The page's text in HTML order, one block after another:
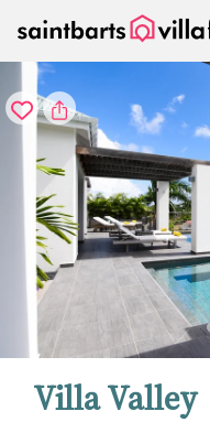
Villa Valley
Cookie-Einstellungen